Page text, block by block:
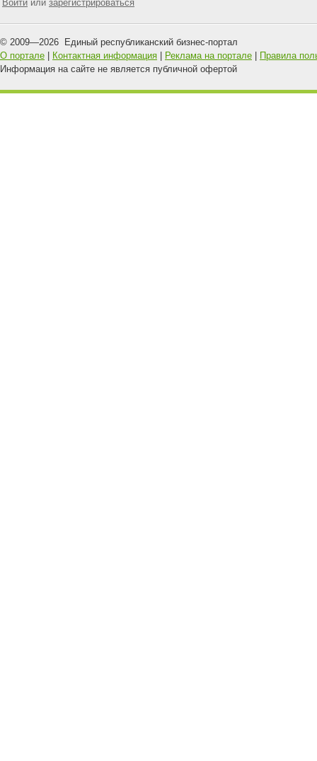
Войти или зарегистрироваться
© 2009—2026 Единый республиканский бизнес-портал
О портале
Контактная информация Реклама на портале
Правила
Информация на сайте не является публичной офертой